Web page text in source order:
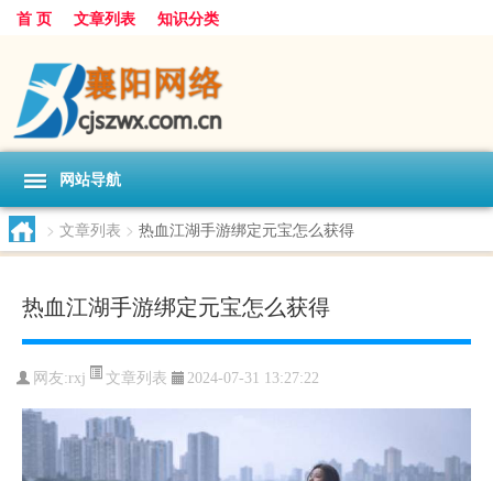
首 页 文章列表 知识分类
网站导航
> 文章列表 > 热血江湖手游绑定元宝怎么获得
热血江湖手游绑定元宝怎么获得
网友:rxj 文章列表 2024-07-31 13:27:22